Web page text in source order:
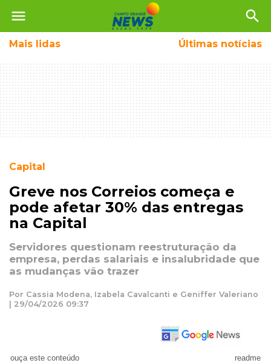
menu search
Mais lidas Últimas notícias
Capital
Greve nos Correios começa e
pode afetar 30% das entregas
na Capital
Servidores questionam reestruturação da
empresa, perdas salariais e insalubridade que
as mudanças vão trazer
Por Cassia Modena, Izabela Cavalcanti e Geniffer Valeriano
| 29/04/2026 09:37
ouça este conteúdo readme